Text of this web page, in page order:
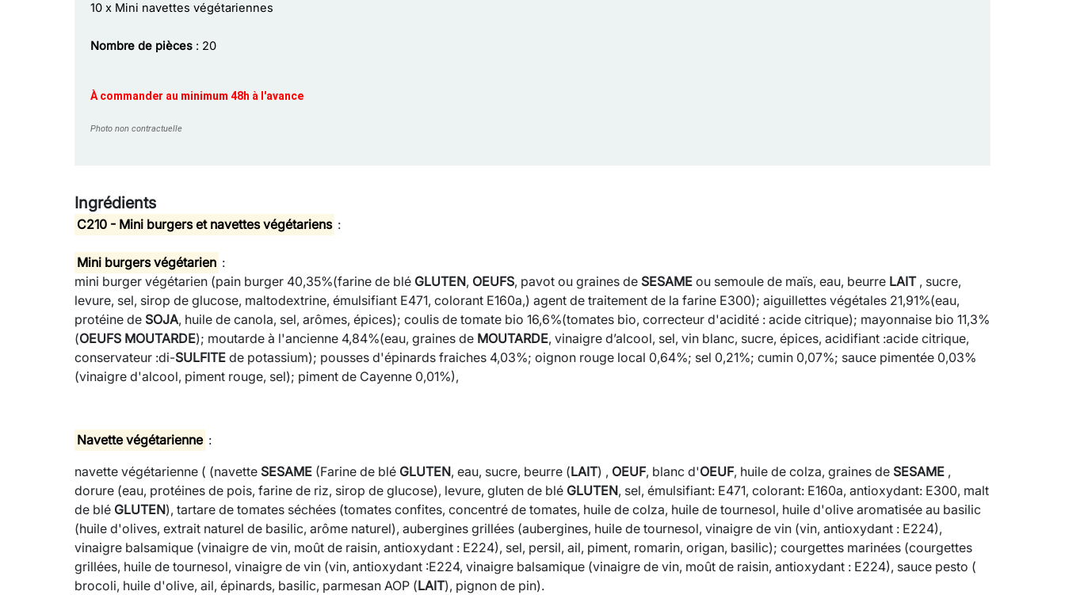
10 x Mini navettes végétariennes
Nombre de pièces : 20
À commander au minimum 48h à l'avance
Photo non contractuelle
Ingrédients
C210 - Mini burgers et navettes végétariens :
Mini burgers végétarien :
mini burger végétarien (pain burger 40,35%(farine de blé GLUTEN, OEUFS, pavot ou graines de SESAME ou semoule de maïs, eau, beurre LAIT, sucre,
levure, sel, sirop de glucose, maltodextrine, émulsifiant E471, colorant E160a,) agent de traitement de la farine E300); aiguillettes végétales 21,91%(eau,
protéine de SOJA, huile de canola, sel, arômes, épices); coulis de tomate bio 16,6%(tomates bio, correcteur d'acidité : acide citrique); mayonnaise bio 11,3%
(OEUFS MOUTARDE); moutarde à l'ancienne 4,84%(eau, graines de MOUTARDE, vinaigre d’alcool, sel, vin blanc, sucre, épices, acidifiant :acide citrique,
conservateur :di-SULFITE de potassium); pousses d'épinards fraiches 4,03%; oignon rouge local 0,64%; sel 0,21%; cumin 0,07%; sauce pimentée 0,03%
(vinaigre d'alcool, piment rouge, sel); piment de Cayenne 0,01%),
Navette végétarienne :
navette végétarienne ( (navette SESAME (Farine de blé GLUTEN, eau, sucre, beurre (LAIT) , OEUF, blanc d'OEUF, huile de colza, graines de SESAME ,
dorure (eau, protéines de pois, farine de riz, sirop de glucose), levure, gluten de blé GLUTEN, sel, émulsifiant: E471, colorant: E160a, antioxydant: E300, malt
de blé GLUTEN), tartare de tomates séchées (tomates confites, concentré de tomates, huile de colza, huile de tournesol, huile d'olive aromatisée au basilic
(huile d'olives, extrait naturel de basilic, arôme naturel), aubergines grillées (aubergines, huile de tournesol, vinaigre de vin (vin, antioxydant : E224),
vinaigre balsamique (vinaigre de vin, moût de raisin, antioxydant : E224), sel, persil, ail, piment, romarin, origan, basilic); courgettes marinées (courgettes
grillées, huile de tournesol, vinaigre de vin (vin, antioxydant :E224, vinaigre balsamique (vinaigre de vin, moût de raisin, antioxydant : E224), sauce pesto (
brocoli, huile d'olive, ail, épinards, basilic, parmesan AOP (LAIT), pignon de pin).